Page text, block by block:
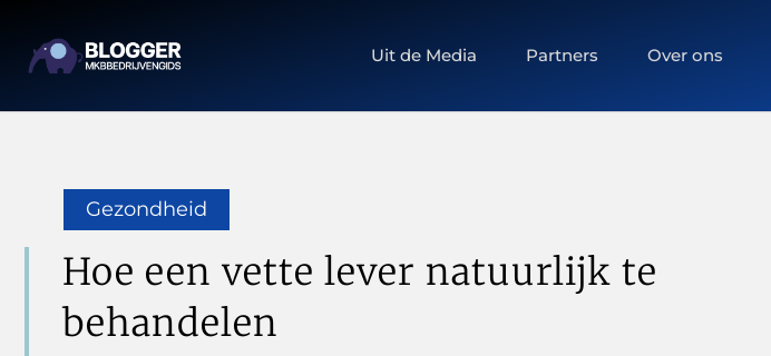
Uit de Media Partners Over ons
Gezondheid
Hoe een vette lever natuurlijk te
behandelen